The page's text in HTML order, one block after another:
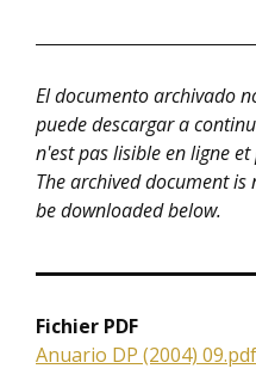
El documento archivado
puede descargar a
n'est pas lisible en ligne
The archived document
be downloaded below.
Fichier PDF
Anuario DP (2004) 09.pdf